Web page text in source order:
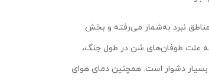
نبرد به‌شمار می‌رفته و بخش
علت طوفان‌های شن در طول جنگ،
دشوار است. همچنین دمای هوای